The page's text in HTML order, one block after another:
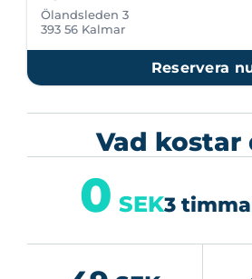
Ölandsleden 3
393 56 Kalmar
Reservera
Vad kostar
0 SEK3